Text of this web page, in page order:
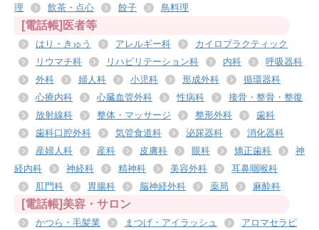
理
飲茶・点心 餃子 鳥料理
[電話帳]医者等
はり・きゅう アレルギー科
カイロプラクティック
リウマチ科
リハビリテーション科 内科
呼吸器科
外科
婦人科 小児科 形成外科
循環器科
心療内科
心臓血管外科 性病科
接骨・整骨・整復
放射線科
整体・マッサージ 整形外科
歯科
歯科口腔外科
気管食道科 泌尿器科
消化器科
産婦人科
産科 皮膚科 眼科 矯正歯科
神
経内科
神経科 精神科 美容外科
耳鼻咽喉科
肛門科
胃腸科 脳神経外科 薬局 麻酔科
[電話帳]美容・サロン
かつら・毛髪業 まつげ・アイラッシュ
アロマセラピ